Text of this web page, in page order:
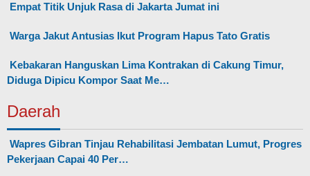
Empat Titik Unjuk Rasa di Jakarta Jumat ini
Warga Jakut Antusias Ikut Program Hapus Tato Gratis
Kebakaran Hanguskan Lima Kontrakan di Cakung Timur,
Diduga Dipicu Kompor Saat Me…
Daerah
Wapres Gibran Tinjau Rehabilitasi Jembatan Lumut, Progres
Pekerjaan Capai 40 Per…